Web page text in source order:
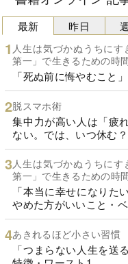
最新
人生は気づかぬうちにす
第一」で生きるための時
「死ぬ前に悔やむこと
脱スマホ術
集中力が高い人は「疲
ない。では、いつ休む？
人生は気づかぬうちにす
第一」で生きるための時
「本当に幸せになりた
やめた方がいいこと・
あきれるほど小さい習慣
「つまらない人生を送
昨日